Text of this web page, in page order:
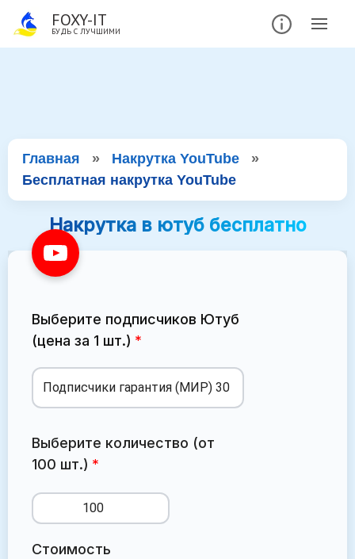
FOXY-IT
БУДЬ С ЛУЧШИМИ
Главная » Накрутка YouTube
»
Бесплатная накрутка YouTube
Накрутка в ютуб бесплатно
Выберите подписчиков Ютуб
(цена за 1 шт.)
Выберите количество (от
100 шт.)
Стоимость